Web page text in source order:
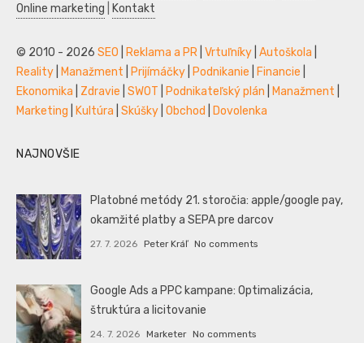
Online marketing
Kontakt
© 2010 - 2026 SEO Reklama a PR Vrtuľníky Autoškola
Reality
Manažment Prijímáčky Podnikanie Financie
Ekonomika
Zdravie SWOT Podnikateľský plán Manažment
Marketing
Kultúra Skúšky Obchod Dovolenka
NAJNOVŠIE
Platobné metódy 21. storočia: apple/google pay,
okamžité platby a SEPA pre darcov
27. 7. 2026 Peter Kráľ No comments
Google Ads a PPC kampane: Optimalizácia,
štruktúra a licitovanie
24. 7. 2026 Marketer No comments